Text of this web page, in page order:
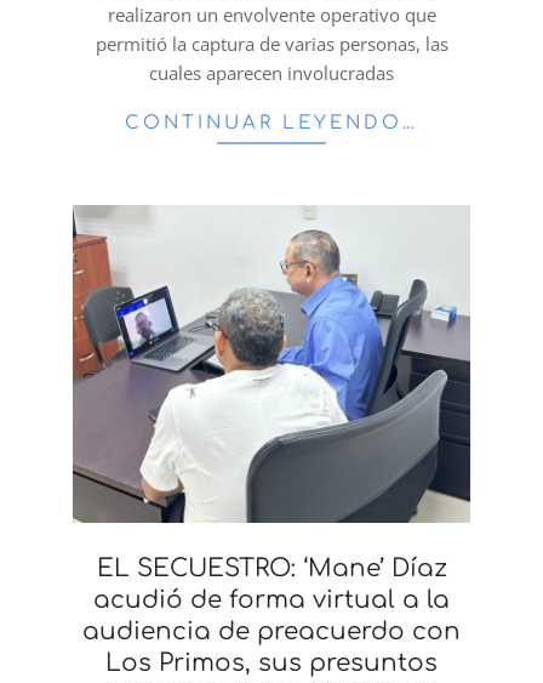
realizaron un envolvente operativo que
permitió la captura de varias personas, las
cuales aparecen involucradas
CONTINUAR LEYENDO…
EL SECUESTRO: ‘Mane’ Díaz
acudió de forma virtual a la
audiencia de preacuerdo con
Los Primos, sus presuntos